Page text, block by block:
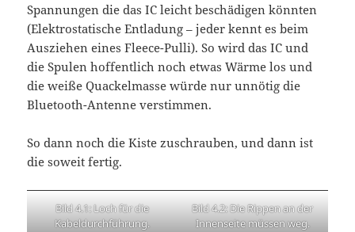
Spannungen die das IC leicht beschädigen könnten
(Elektrostatische Entladung – jeder kennt es beim
Ausziehen eines Fleece-Pulli). So wird das IC und
die Spulen hoffentlich noch etwas Wärme los und
die weiße Quackelmasse würde nur unnötig die
Bluetooth-Antenne verstimmen.
So dann noch die Kiste zuschrauben, und dann ist
die soweit fertig.
Bild 4.1: Loch für die
Kabeldurchführung.
Bild 4.2: Die Rippen an der
Innenseite müssen weg.